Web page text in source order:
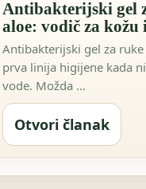
Antibakterijski gel
aloe: vodič za kožu
Antibakterijski gel za ruke
prva linija higijene kada
vode. Možda …
Otvori članak